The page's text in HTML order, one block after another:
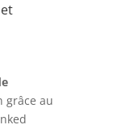
grâce au